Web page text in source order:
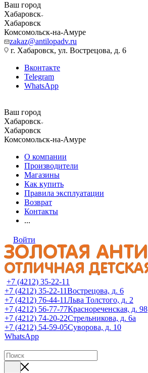
Ваш город
Хабаровск
Хабаровск
Комсомольск-на-Амуре
zakaz@antilopadv.ru
г. Хабаровск, ул. Вострецова, д. 6
Вконтакте
Telegram
WhatsApp
Ваш город
Хабаровск
Хабаровск
Комсомольск-на-Амуре
О компании
Производители
Магазины
Как купить
Правила эксплуатации
Возврат
Контакты
...
Войти
+7 (4212) 35-22-11
+7 (4212) 35-22-11Вострецова, д. 6
+7 (4212) 76-44-11Льва Толстого, д. 2
+7 (4212) 56-77-77Краснореченская, д. 98
+7 (4212) 74-20-22Стрельникова, д. 6а
+7 (4212) 54-59-05Суворова, д. 10
WhatsApp